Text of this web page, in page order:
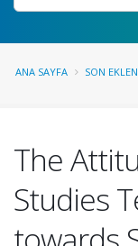
ANA SAYFA SON
The
Studies